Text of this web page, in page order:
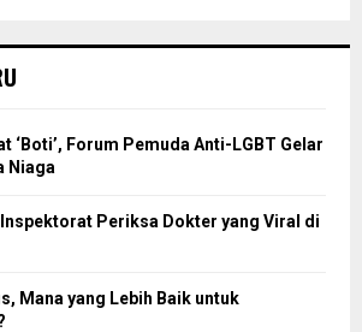
‘Boti’, Forum Pemuda Anti-LGBT Gelar
Niaga
Periksa Dokter yang Viral di
Mana yang Lebih Baik untuk